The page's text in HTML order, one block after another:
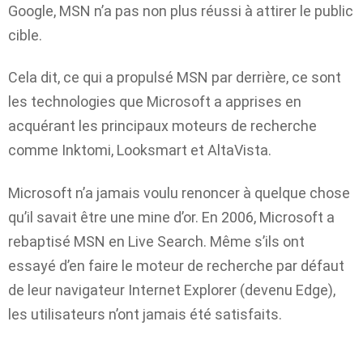
Google, MSN n’a pas non plus réussi à attirer le public
cible.
Cela dit, ce qui a propulsé MSN par derrière, ce sont
les technologies que Microsoft a apprises en
acquérant les principaux moteurs de recherche
comme Inktomi, Looksmart et AltaVista.
Microsoft n’a jamais voulu renoncer à quelque chose
qu’il savait être une mine d’or. En 2006, Microsoft a
rebaptisé MSN en Live Search. Même s’ils ont
essayé d’en faire le moteur de recherche par défaut
de leur navigateur Internet Explorer (devenu Edge),
les utilisateurs n’ont jamais été satisfaits.